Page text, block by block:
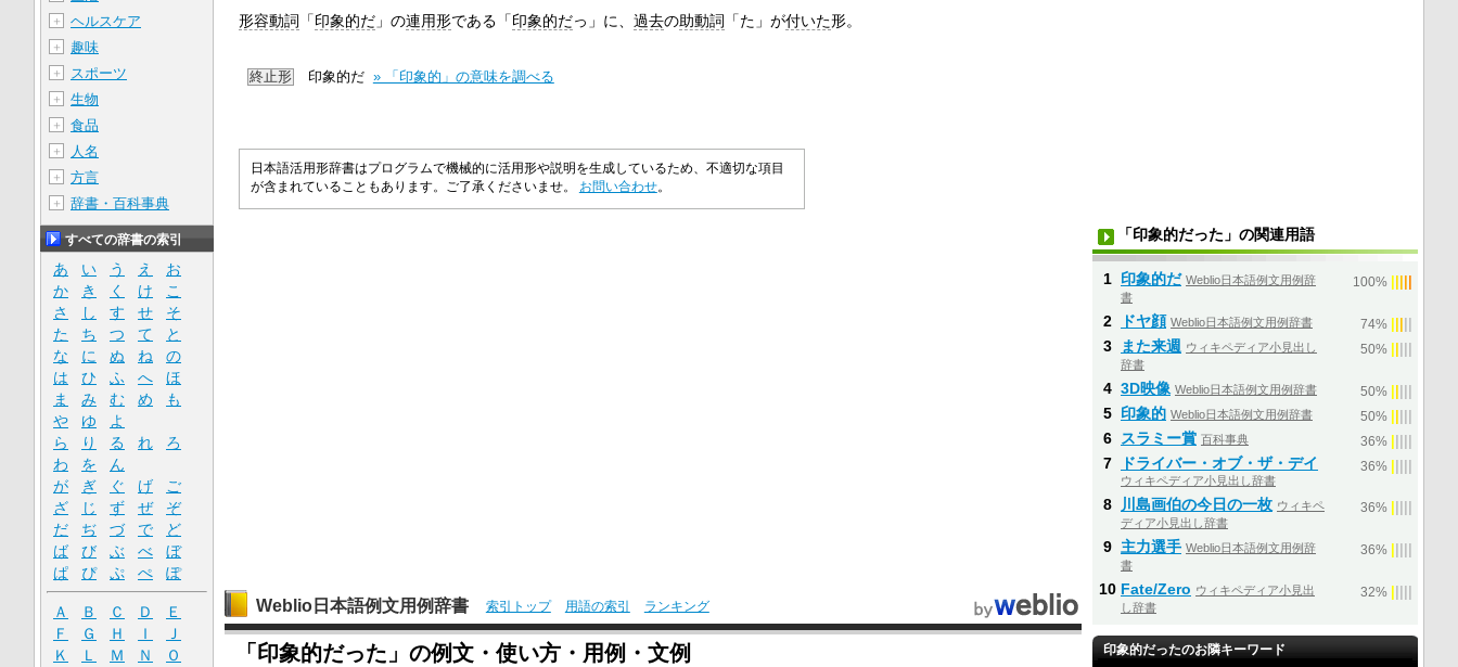
形容動詞 「印象的だ」の連用形である「印象的だっ」に、 過去の助動詞 「た」が付いた形。
終止形 印象的だ » 「印象的」の意味を調べる
日本語活用形辞書はプログラムで機械的に活用形や説明を生成しているため、不適切な項目
が含まれていることもあります。ご了承くださいませ。 お問い合わせ。
Weblio日本語例文用例辞書 索引トップ 用語の索引 ランキング
「印象的だった」の例文・使い方・用例・文例
＋ ヘルスケア
＋ 趣味
＋ スポーツ
＋ 生物
＋ 食品
＋ 人名
＋ 方言
＋ 辞書・百科事典
すべての辞書の索引
あ い う え
お
か
き く け
こ
さ
し す せ
そ
た
ち つ て
と
な
に ぬ ね
の
は
ひ ふ へ
ほ
ま
み む め
も
や
ゆ
よ
ら
り る れ
ろ
わ
を
ん
が
ぎ ぐ げ
ご
ざ
じ ず ぜ
ぞ
だ
ぢ づ で
ど
ば
び ぶ べ
ぼ
ぱ
ぴ ぷ ぺ ぽ
Ａ Ｂ Ｃ Ｄ
Ｅ
Ｆ
Ｇ Ｈ Ｉ
Ｊ
Ｋ
Ｌ Ｍ Ｎ
Ｏ
「印象的だった」の関連用語
1 印象的だ Weblio日本語例文用例辞
書
100%
2 ドヤ顔 Weblio日本語例文用例辞書 74%
3 また来週 ウィキペディア小見出し
辞書
50%
4 3D映像 Weblio日本語例文用例辞書 50%
5 印象的 Weblio日本語例文用例辞書 50%
6 スラミー賞 百科事典 36%
7 ドライバー・オブ・ザ・デイ
ウィキペディア小見出し辞書
36%
8 川島画伯の今日の一枚 ウィキペ
ディア小見出し辞書
36%
9 主力選手 Weblio日本語例文用例辞
書
36%
10 Fate/Zero ウィキペディア小見出
し辞書
32%
印象的だったのお隣キーワード